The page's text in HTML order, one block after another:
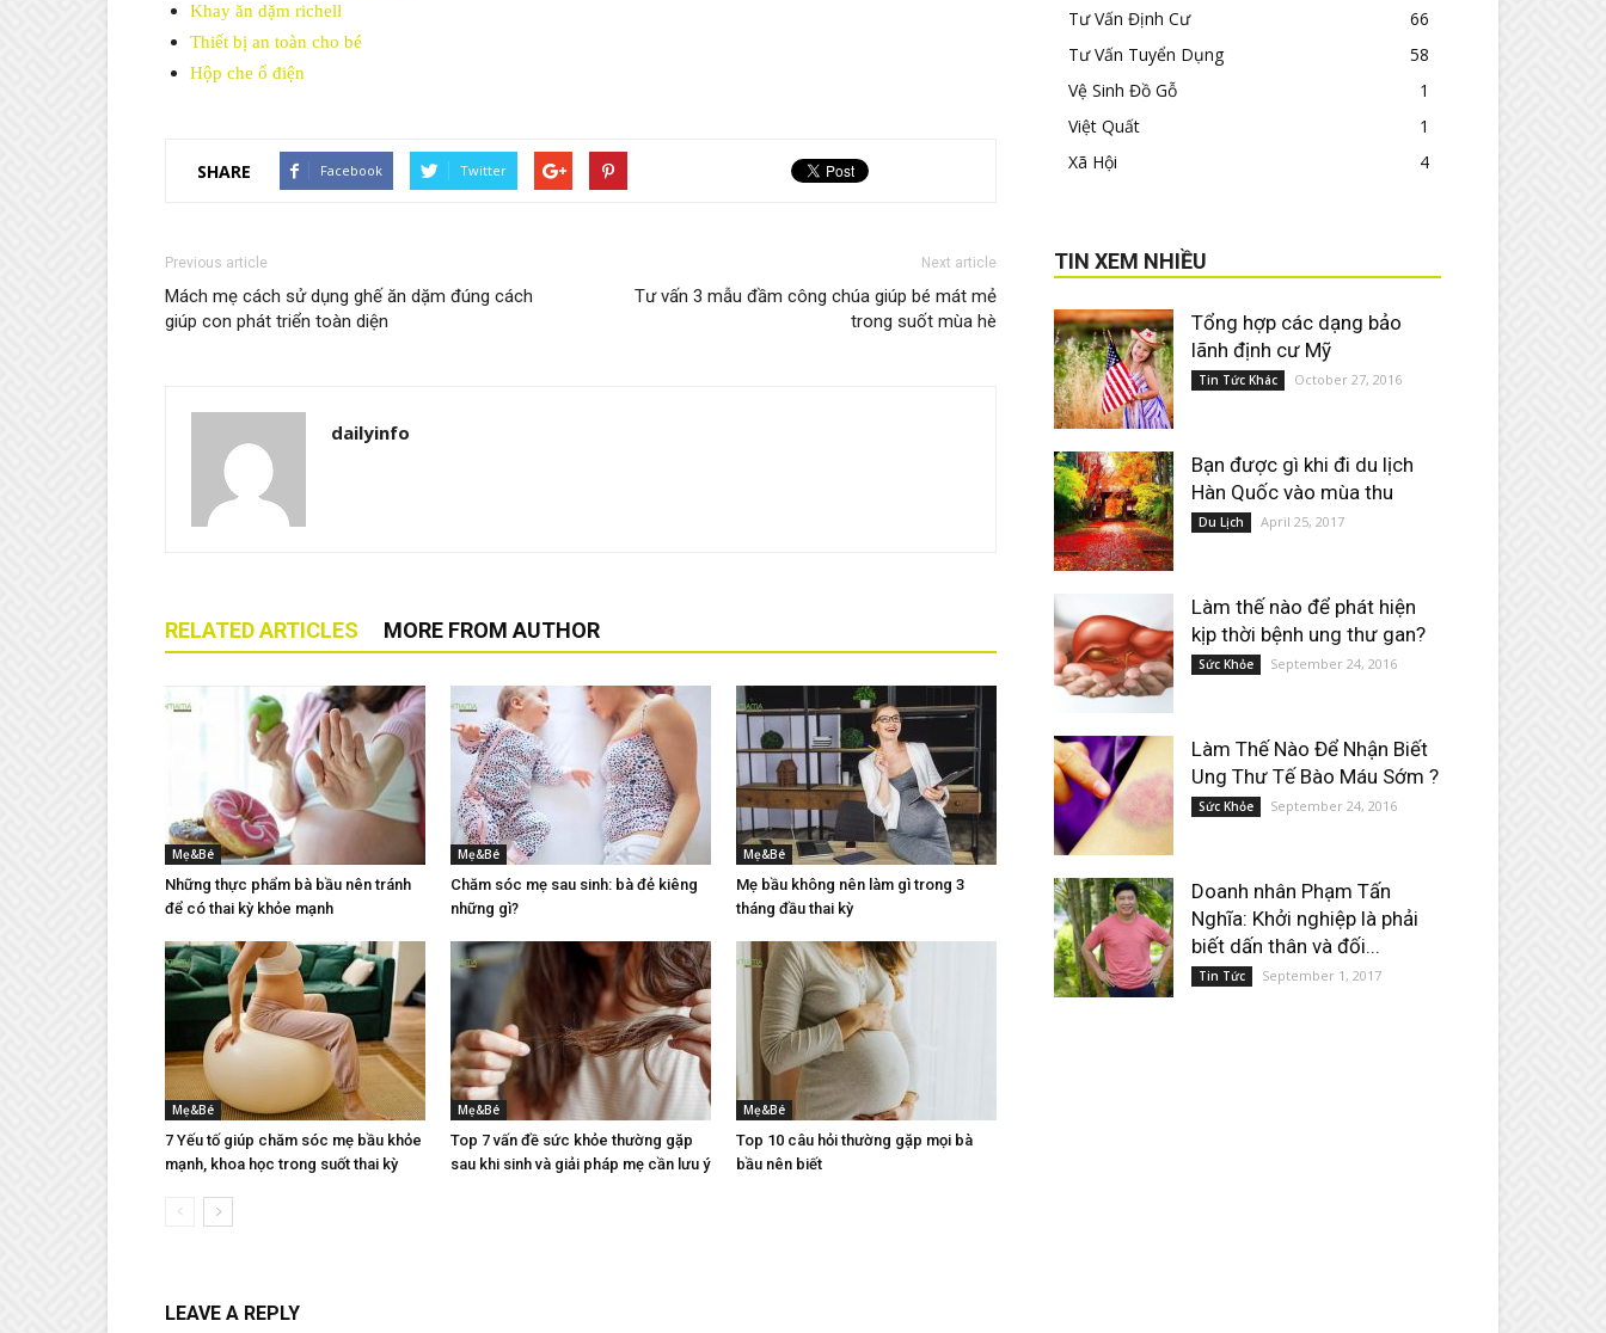
Khay ăn dặm richell
Thiết bị an toàn cho bé
Hộp che ổ điện
SHARE Facebook Twitter
Previous article
Mách mẹ cách sử dụng ghế ăn dặm đúng cách
giúp con phát triển toàn diện
Next article
Tư vấn 3 mẫu đầm công chúa giúp bé mát mẻ
trong suốt mùa hè
dailyinfo
RELATED ARTICLES MORE FROM AUTHOR
Mẹ&Bé
Những thực phẩm bà bầu nên tránh
để có thai kỳ khỏe mạnh
Mẹ&Bé
Chăm sóc mẹ sau sinh: bà đẻ kiêng
những gì?
Mẹ&Bé
Mẹ bầu không nên làm gì trong 3
tháng đầu thai kỳ
Mẹ&Bé
7 Yếu tố giúp chăm sóc mẹ bầu khỏe
mạnh, khoa học trong suốt thai kỳ
Mẹ&Bé
Top 7 vấn đề sức khỏe thường gặp
sau khi sinh và giải pháp mẹ cần lưu ý
Mẹ&Bé
Top 10 câu hỏi thường gặp mọi bà
bầu nên biết
LEAVE A REPLY
Tư Vấn Định Cư
66
Tư Vấn Tuyển Dụng
58
Vệ Sinh Đồ Gỗ
1
Việt Quất
1
Xã Hội
4
TIN XEM NHIỀU
Tổng hợp các dạng bảo
lãnh định cư Mỹ
Tin Tức Khác October 27, 2016
Bạn được gì khi đi du lịch
Hàn Quốc vào mùa thu
Du Lịch April 25, 2017
Làm thế nào để phát hiện
kịp thời bệnh ung thư gan?
Sức Khỏe September 24, 2016
Làm Thế Nào Để Nhận Biết
Ung Thư Tế Bào Máu Sớm ?
Sức Khỏe September 24, 2016
Doanh nhân Phạm Tấn
Nghĩa: Khởi nghiệp là phải
biết dấn thân và đối...
Tin Tức September 1, 2017